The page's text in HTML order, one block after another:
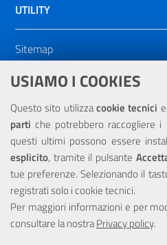
USIAMO I COOKIES
Questo sito utilizzacookie tecnici
parti che potrebbero raccogliere
questi ultimi possono essere
esplicito, tramite il pulsante
tue preferenze. Selezionando il
registrati solo i cookie tecnici.
Per maggiori informazioni e per
consultare la nostraPrivacy policy.
UTILITY
Sitemap
Dichiarazione di accessibilità
NOTE LEGALI
Privacy
Portale realizzato con la
Europea tramite i fondi del POR